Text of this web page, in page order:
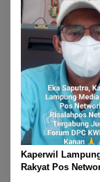
Kaperwil
Rakyat Pos